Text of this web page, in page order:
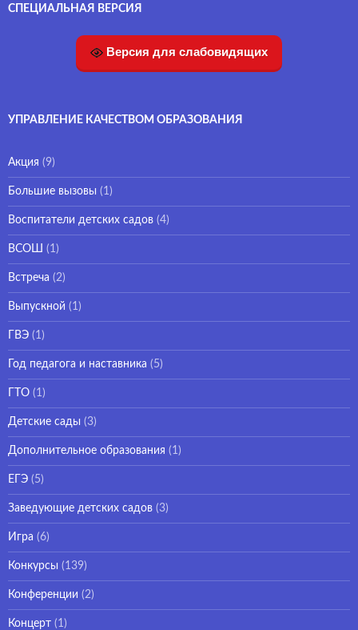
СПЕЦИАЛЬНАЯ ВЕРСИЯ
Версия для слабовидящих
УПРАВЛЕНИЕ КАЧЕСТВОМ ОБРАЗОВАНИЯ
Акция (9)
Большие вызовы (1)
Воспитатели детских садов (4)
ВСОШ (1)
Встреча (2)
Выпускной (1)
ГВЭ (1)
Год педагога и наставника (5)
ГТО (1)
Детские сады (3)
Дополнительное образования (1)
ЕГЭ (5)
Заведующие детских садов (3)
Игра (6)
Конкурсы (139)
Конференции (2)
Концерт (1)